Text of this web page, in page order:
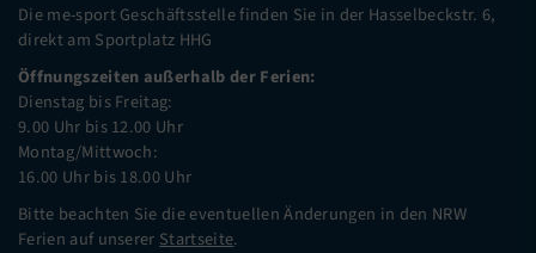
Die me-sport Geschäftsstelle finden Sie in der Hasselbeckstr. 6,
direkt am Sportplatz HHG
Öffnungszeiten außerhalb der Ferien:
Dienstag bis Freitag:
9.00 Uhr bis 12.00 Uhr
Montag/Mittwoch:
16.00 Uhr bis 18.00 Uhr
Bitte beachten Sie die eventuellen Änderungen in den NRW
Ferien auf unserer Startseite.